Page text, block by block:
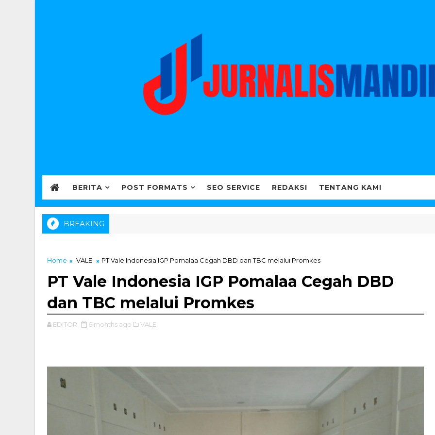
BERITA POST FORMATS SEO SERVICE REDAKSI TENTANG KAMI
BREAKING
Home VALE PT Vale Indonesia IGP Pomalaa Cegah DBD dan TBC melalui Promkes
PT Vale Indonesia IGP Pomalaa Cegah DBD
dan TBC melalui Promkes
EDITOR 6 months ago VALE,